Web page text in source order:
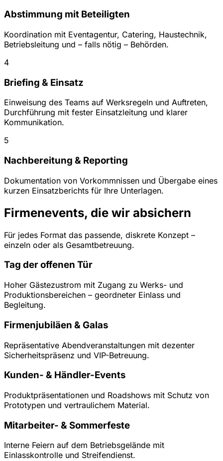
Abstimmung mit Beteiligten
Koordination mit Eventagentur, Catering, Haustechnik,
Betriebsleitung und – falls nötig – Behörden.
4
Briefing & Einsatz
Einweisung des Teams auf Werksregeln und Auftreten,
Durchführung mit fester Einsatzleitung und klarer
Kommunikation.
5
Nachbereitung & Reporting
Dokumentation von Vorkommnissen und Übergabe eines
kurzen Einsatzberichts für Ihre Unterlagen.
Firmenevents, die wir absichern
Für jedes Format das passende, diskrete Konzept –
einzeln oder als Gesamtbetreuung.
Tag der offenen Tür
Hoher Gästezustrom mit Zugang zu Werks- und
Produktionsbereichen – geordneter Einlass und
Begleitung.
Firmenjubiläen & Galas
Repräsentative Abendveranstaltungen mit dezenter
Sicherheitspräsenz und VIP-Betreuung.
Kunden- & Händler-Events
Produktpräsentationen und Roadshows mit Schutz von
Prototypen und vertraulichem Material.
Mitarbeiter- & Sommerfeste
Interne Feiern auf dem Betriebsgelände mit
Einlasskontrolle und Streifendienst.